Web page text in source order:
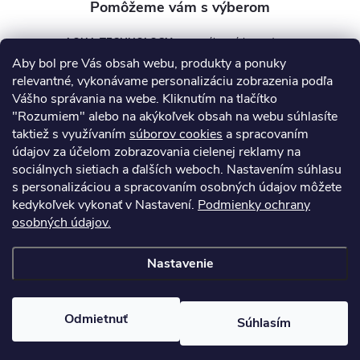
Aby bol pre Vás obsah webu, produkty a ponuky
relevantné, vykonávame personalizáciu zobrazenia podľa
Vášho správania na webe. Kliknutím na tlačítko
"Rozumiem" alebo na akýkoľvek obsah na webu súhlasíte
taktiež s využívaním súborov cookies a spracovaním
údajov za účelom zobrazovania cielenej reklamy na
sociálnych sietiach a ďalších weboch. Nastavením súhlasu
s personalizáciou a spracovaním osobných údajov môžete
kedykoľvek vykonať v Nastavení. Podmienky ochrany
osobných údajov.
Nastavenie
Odmietnuť Súhlasím
AQUA TECHNOLOGY s.r.o.
info @aquatechnology.sk
+421 911 991 394
Informácie pre vás
Kontakty Obchodné podmienky
nastavenie cookies